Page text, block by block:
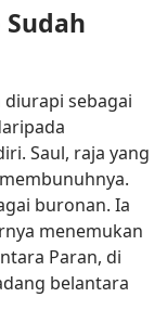
diurapi sebagai
Saul, raja yang
buronan. Ia
menemukan
Paran, di
belantara